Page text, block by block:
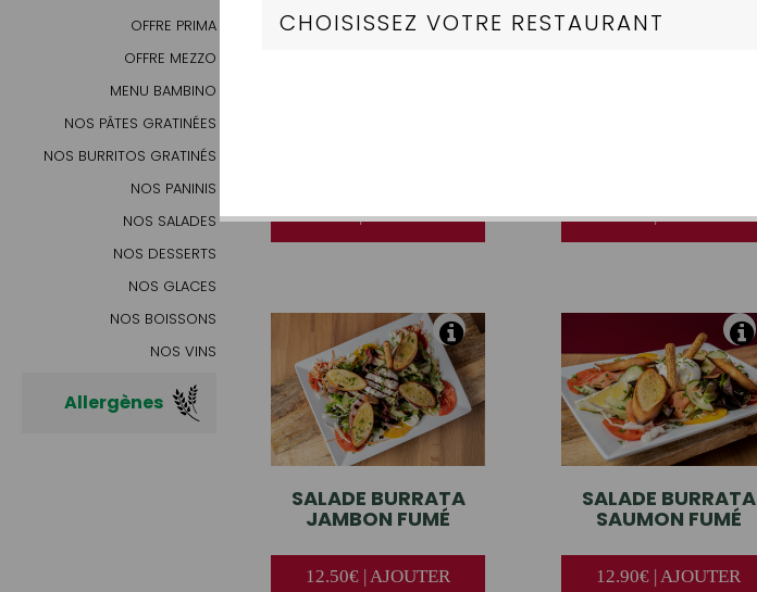
OFFRE PRIMA
OFFRE MEZZO
MENU BAMBINO
NOS PÂTES GRATINÉES
NOS BURRITOS GRATINÉS
NOS PANINIS
NOS SALADES
NOS DESSERTS
NOS GLACES
NOS BOISSONS
NOS VINS
Allergènes
3.00€ | AJOUTER 11.50€ | AJOUTER
SALADE BURRATA
JAMBON FUMÉ
12.50€ | AJOUTER
SALADE BURRATA
SAUMON FUMÉ
12.90€ | AJOUTER